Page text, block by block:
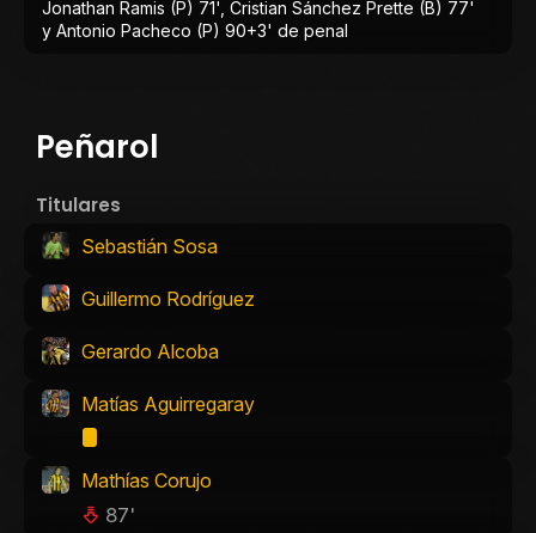
Jonathan Ramis (P) 71', Cristian Sánchez Prette (B) 77'
y Antonio Pacheco (P) 90+3' de penal
Peñarol
Titulares
Sebastián Sosa
Guillermo Rodríguez
Gerardo Alcoba
Matías Aguirregaray
Mathías Corujo
87'